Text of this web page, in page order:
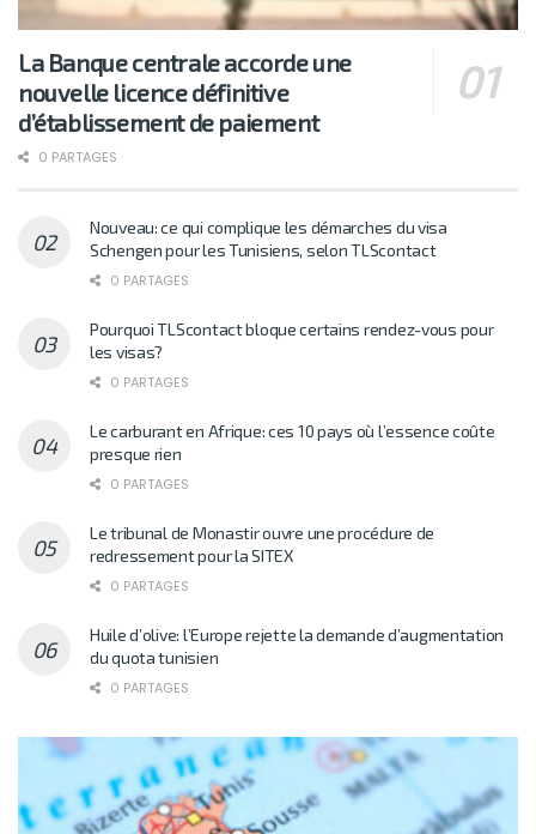
La Banque centrale accorde une
nouvelle licence définitive
d’établissement de paiement
0 PARTAGES
Nouveau: ce qui complique les démarches du visa
Schengen pour les Tunisiens, selon TLScontact
0 PARTAGES
Pourquoi TLScontact bloque certains rendez-vous pour
les visas?
0 PARTAGES
Le carburant en Afrique: ces 10 pays où l’essence coûte
presque rien
0 PARTAGES
Le tribunal de Monastir ouvre une procédure de
redressement pour la SITEX
0 PARTAGES
Huile d’olive: l’Europe rejette la demande d’augmentation
du quota tunisien
0 PARTAGES